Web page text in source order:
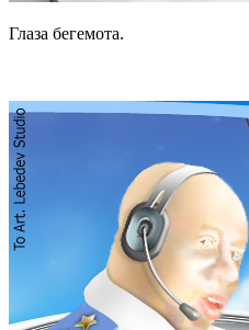
Глаза бегемота.